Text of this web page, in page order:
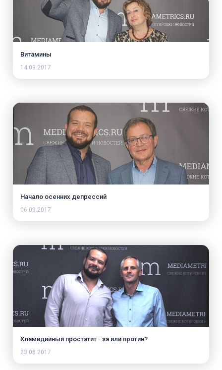
Витамины
14.09.2017
Начало осенних депрессий
06.09.2017
Хламидийный простатит - за или против?
23.08.2017